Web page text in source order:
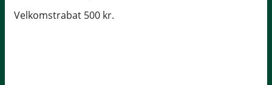
Velkomstrabat 500 kr.